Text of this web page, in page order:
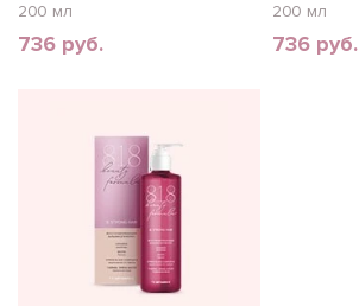
200 мл
736 руб.
200 мл
736 руб.